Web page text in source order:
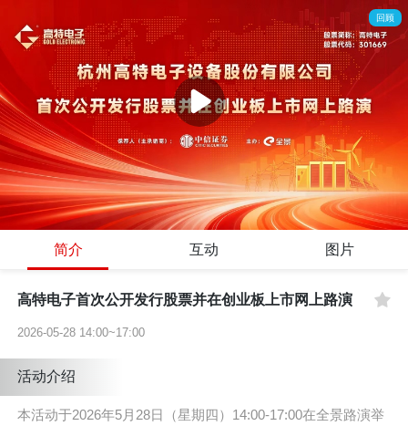
回顾
简介 互动 图片
高特电子首次公开发行股票并在创业板上市网上路演
2026-05-28 14:00~17:00
活动介绍
本活动于2026年5月28日（星期四）14:00-17:00在全景路演举